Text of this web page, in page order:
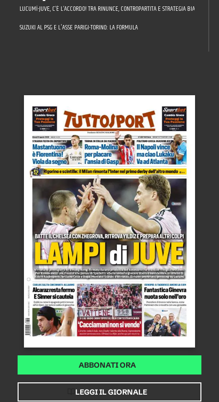
LUCUMÍ-JUVE, C’È L’ACCORDO! TRA RINUNCE, CONTROPARTITA E STRATEGIA
SUZUKI AL PSG E L'ASSE PARIGI-TORINO: LA FORMULA
ABBONATI ORA
LEGGI IL GIORNALE